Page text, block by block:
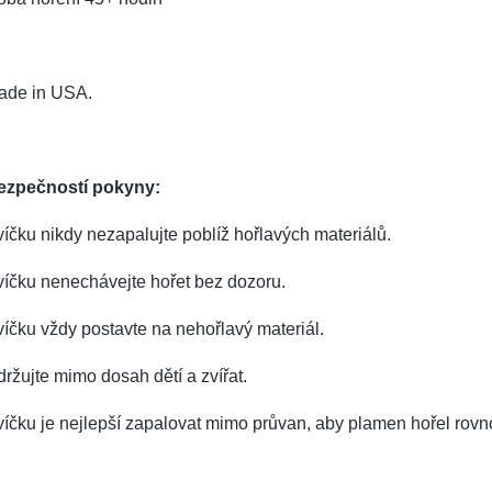
in USA.
pokyny:
nikdy nezapalujte poblíž hořlavých materiálů.
nenechávejte hořet bez dozoru.
vždy postavte na nehořlavý materiál.
mimo dosah dětí a zvířat.
je nejlepší zapalovat mimo průvan, aby plamen hořel